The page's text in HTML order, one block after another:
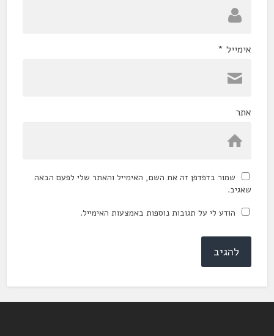
אימייל *
אתר
שמור בדפדפן זה את השם, האימייל והאתר שלי לפעם הבאה
שאגיב.
הודע לי על תגובות נוספות באמצעות האימייל.